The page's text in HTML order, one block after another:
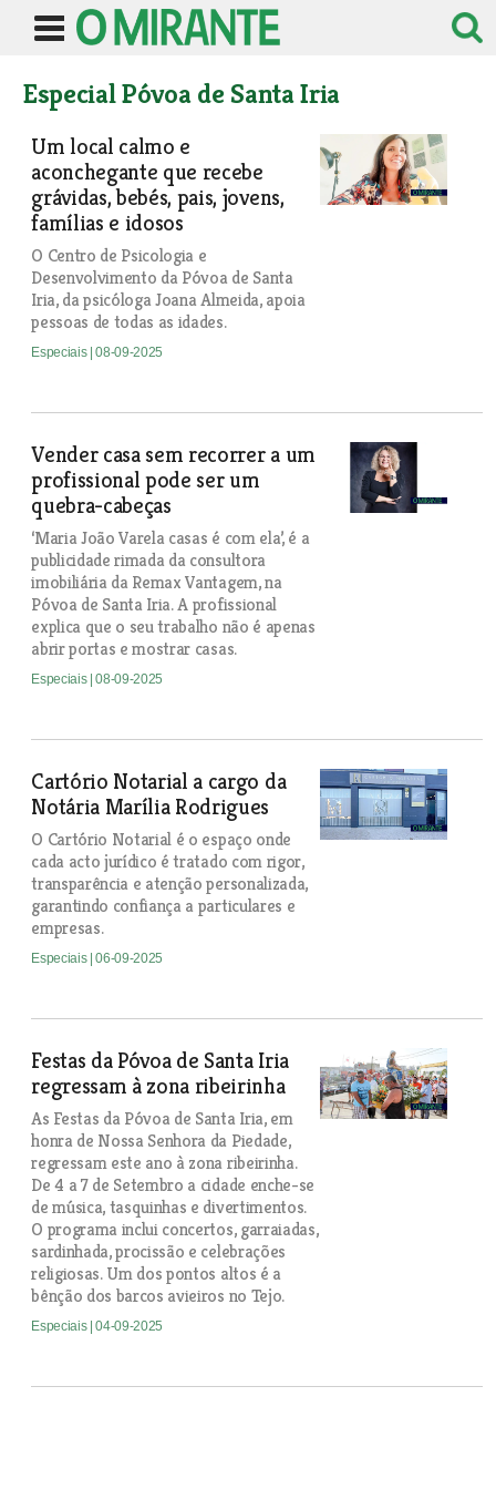
Especial Póvoa de Santa Iria
Um local calmo e
aconchegante que recebe
grávidas, bebés, pais, jovens,
famílias e idosos
O Centro de Psicologia e
Desenvolvimento da Póvoa de Santa
Iria, da psicóloga Joana Almeida, apoia
pessoas de todas as idades.
Especiais | 08-09-2025
Vender casa sem recorrer a um
profissional pode ser um
quebra-cabeças
‘Maria João Varela casas é com ela’, é a
publicidade rimada da consultora
imobiliária da Remax Vantagem, na
Póvoa de Santa Iria. A profissional
explica que o seu trabalho não é apenas
abrir portas e mostrar casas.
Especiais | 08-09-2025
Cartório Notarial a cargo da
Notária Marília Rodrigues
O Cartório Notarial é o espaço onde
cada acto jurídico é tratado com rigor,
transparência e atenção personalizada,
garantindo confiança a particulares e
empresas.
Especiais | 06-09-2025
Festas da Póvoa de Santa Iria
regressam à zona ribeirinha
As Festas da Póvoa de Santa Iria, em
honra de Nossa Senhora da Piedade,
regressam este ano à zona ribeirinha.
De 4 a 7 de Setembro a cidade enche-se
de música, tasquinhas e divertimentos.
O programa inclui concertos, garraiadas,
sardinhada, procissão e celebrações
religiosas. Um dos pontos altos é a
bênção dos barcos avieiros no Tejo.
Especiais | 04-09-2025